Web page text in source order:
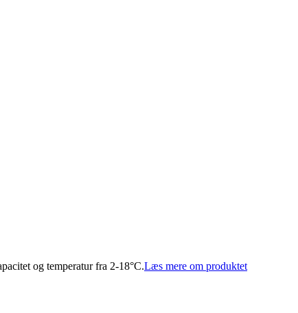
og temperatur fra 2-18°C.Læs mere om produktet